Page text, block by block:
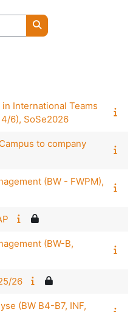
Kurse suchen
International Teams
6), SoSe2026
to company
(BW - FWPM),
(BW-B,
26
(BW B4-B7, INF,